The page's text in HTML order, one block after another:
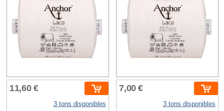
11,60 €
3 tons disponibles
7,00 €
3 tons disponibles